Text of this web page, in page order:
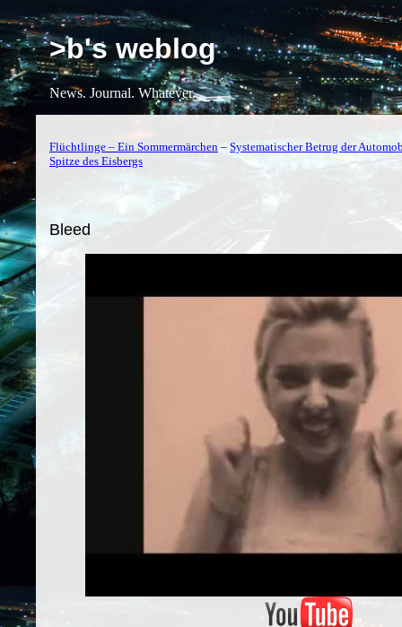
>b's weblog
News. Journal. Whatever.
Flüchtlinge – Ein Sommermärchen – Systematischer Betrug der
Spitze des Eisbergs
Bleed